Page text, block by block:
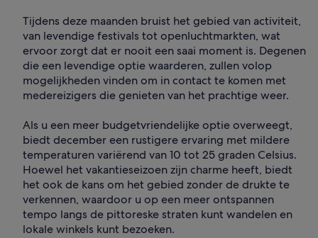
Tijdens deze maanden bruist het gebied van activiteit,
van levendige festivals tot openluchtmarkten, wat
ervoor zorgt dat er nooit een saai moment is. Degenen
die een levendige optie waarderen, zullen volop
mogelijkheden vinden om in contact te komen met
medereizigers die genieten van het prachtige weer.
Als u een meer budgetvriendelijke optie overweegt,
biedt december een rustigere ervaring met mildere
temperaturen variërend van 10 tot 25 graden Celsius.
Hoewel het vakantieseizoen zijn charme heeft, biedt
het ook de kans om het gebied zonder de drukte te
verkennen, waardoor u op een meer ontspannen
tempo langs de pittoreske straten kunt wandelen en
lokale winkels kunt bezoeken.